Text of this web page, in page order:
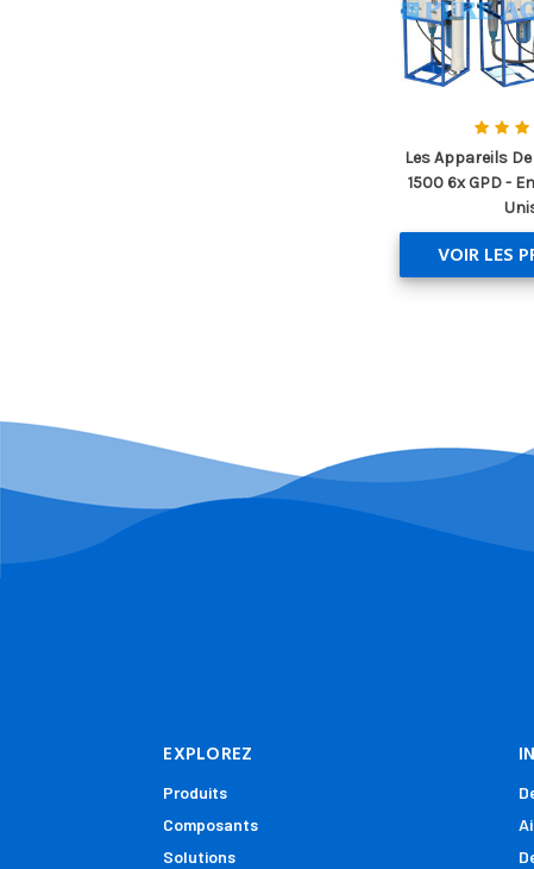
Les Appareils
1500 6x GPD -
VOIR LES
EXPLOREZ
Produits
Composants
Solutions